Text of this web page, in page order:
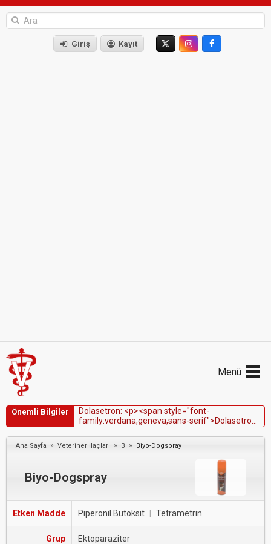
Giriş Kayıt
Menü
Önemli Bilgiler Do asetron: <p><span stye="font-
fami y:verdana,geneva,sans-serif">Do asetro
özelliklekemoterapiilaçlarından
kaynaklanıyorsa,köpeklerdevekedilerde
şid detli b u an t vek usmanın
Ana Sayfa » Veteriner İlaçları » B » Biyo-Dogspray
Biyo-Dogspray
Etken Madde Piperonil Butoksit Tetrametrin
Grup Ektoparaziter